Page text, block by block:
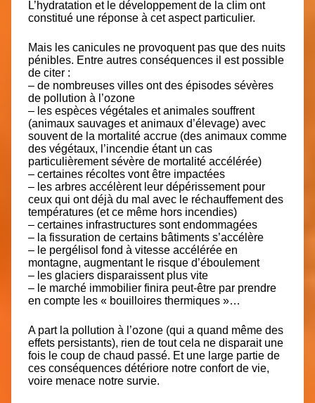
L’hydratation et le développement de la clim ont
constitué une réponse à cet aspect particulier.
Mais les canicules ne provoquent pas que des nuits
pénibles. Entre autres conséquences il est possible
de citer :
– de nombreuses villes ont des épisodes sévères
de pollution à l’ozone
– les espèces végétales et animales souffrent
(animaux sauvages et animaux d’élevage) avec
souvent de la mortalité accrue (des animaux comme
des végétaux, l’incendie étant un cas
particulièrement sévère de mortalité accélérée)
– certaines récoltes vont être impactées
– les arbres accélèrent leur dépérissement pour
ceux qui ont déjà du mal avec le réchauffement des
températures (et ce même hors incendies)
– certaines infrastructures sont endommagées
– la fissuration de certains bâtiments s’accélère
– le pergélisol fond à vitesse accélérée en
montagne, augmentant le risque d’éboulement
– les glaciers disparaissent plus vite
– le marché immobilier finira peut-être par prendre
en compte les « bouilloires thermiques »…
A part la pollution à l’ozone (qui a quand même des
effets persistants), rien de tout cela ne disparait une
fois le coup de chaud passé. Et une large partie de
ces conséquences détériore notre confort de vie,
voire menace notre survie.